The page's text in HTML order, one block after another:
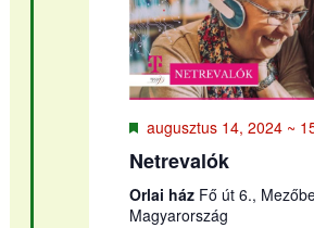
Kiemelt
augusztus 14, 2024 ~
Netrevalók
Orlai ház Fő út 6.,
Magyarország